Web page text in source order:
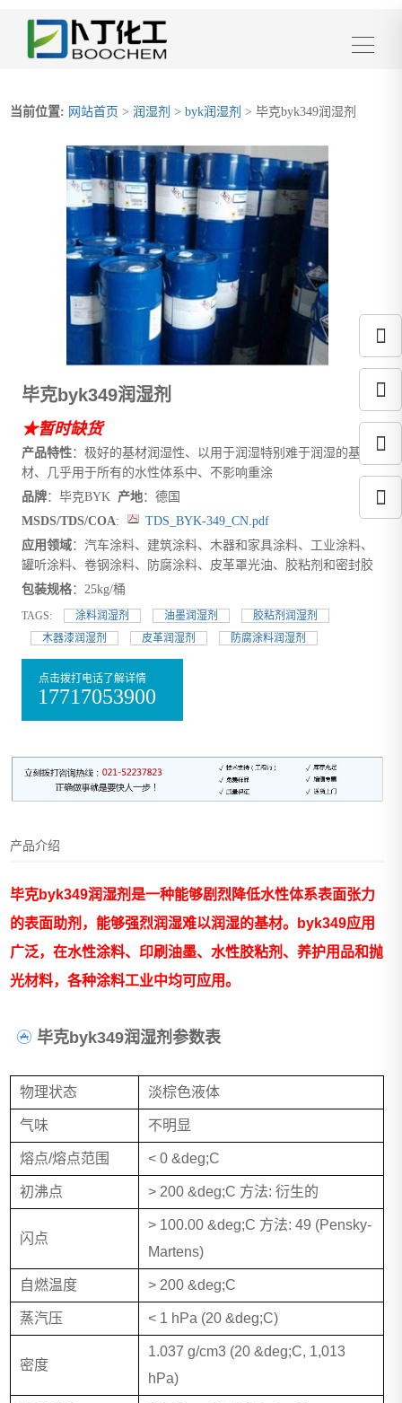
当前位置: 网站首页 >润湿剂 >byk润湿剂 > 毕克byk349润湿剂
毕克byk349润湿剂
★暂时缺货
产品特性：极好的基材润湿性、以用于润湿特别难于润湿的基
材、几乎用于所有的水性体系中、不影响重涂
品牌：毕克BYK 产地：德国
MSDS/TDS/COA:
TDS_BYK-349_CN.pdf
应用领域：汽车涂料、建筑涂料、木器和家具涂料、工业涂料、
罐听涂料、卷钢涂料、防腐涂料、皮革罩光油、胶粘剂和密封胶
包装规格：25kg/桶
TAGS: 涂料润湿剂 油墨润湿剂
胶粘剂润湿剂
木器漆润湿剂
皮革润湿剂 防腐涂料润湿剂
点击拨打电话了解详情
17717053900
产品介绍
毕克byk349润湿剂是一种能够剧烈降低水性体系表面张力
的表面助剂，能够强烈润湿难以润湿的基材。byk349应用
广泛，在水性涂料、印刷油墨、水性胶粘剂、养护用品和抛
光材料，各种涂料工业中均可应用。
毕克byk349润湿剂参数表
物理状态 淡棕色液体
气味 不明显
熔点/熔点范围 < 0 &deg;C
初沸点 > 200 &deg;C 方法: 衍生的
闪点
> 100.00 &deg;C 方法: 49 (Pensky-
Martens)
自燃温度 > 200 &deg;C
蒸汽压 < 1 hPa (20 &deg;C)
密度
1.037 g/cm3 (20 &deg;C, 1,013
hPa)